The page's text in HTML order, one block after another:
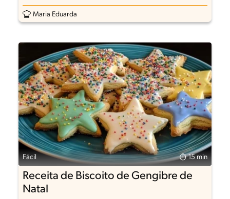
Maria Eduarda
Fácil 15 min
Receita de Biscoito de Gengibre de
Natal